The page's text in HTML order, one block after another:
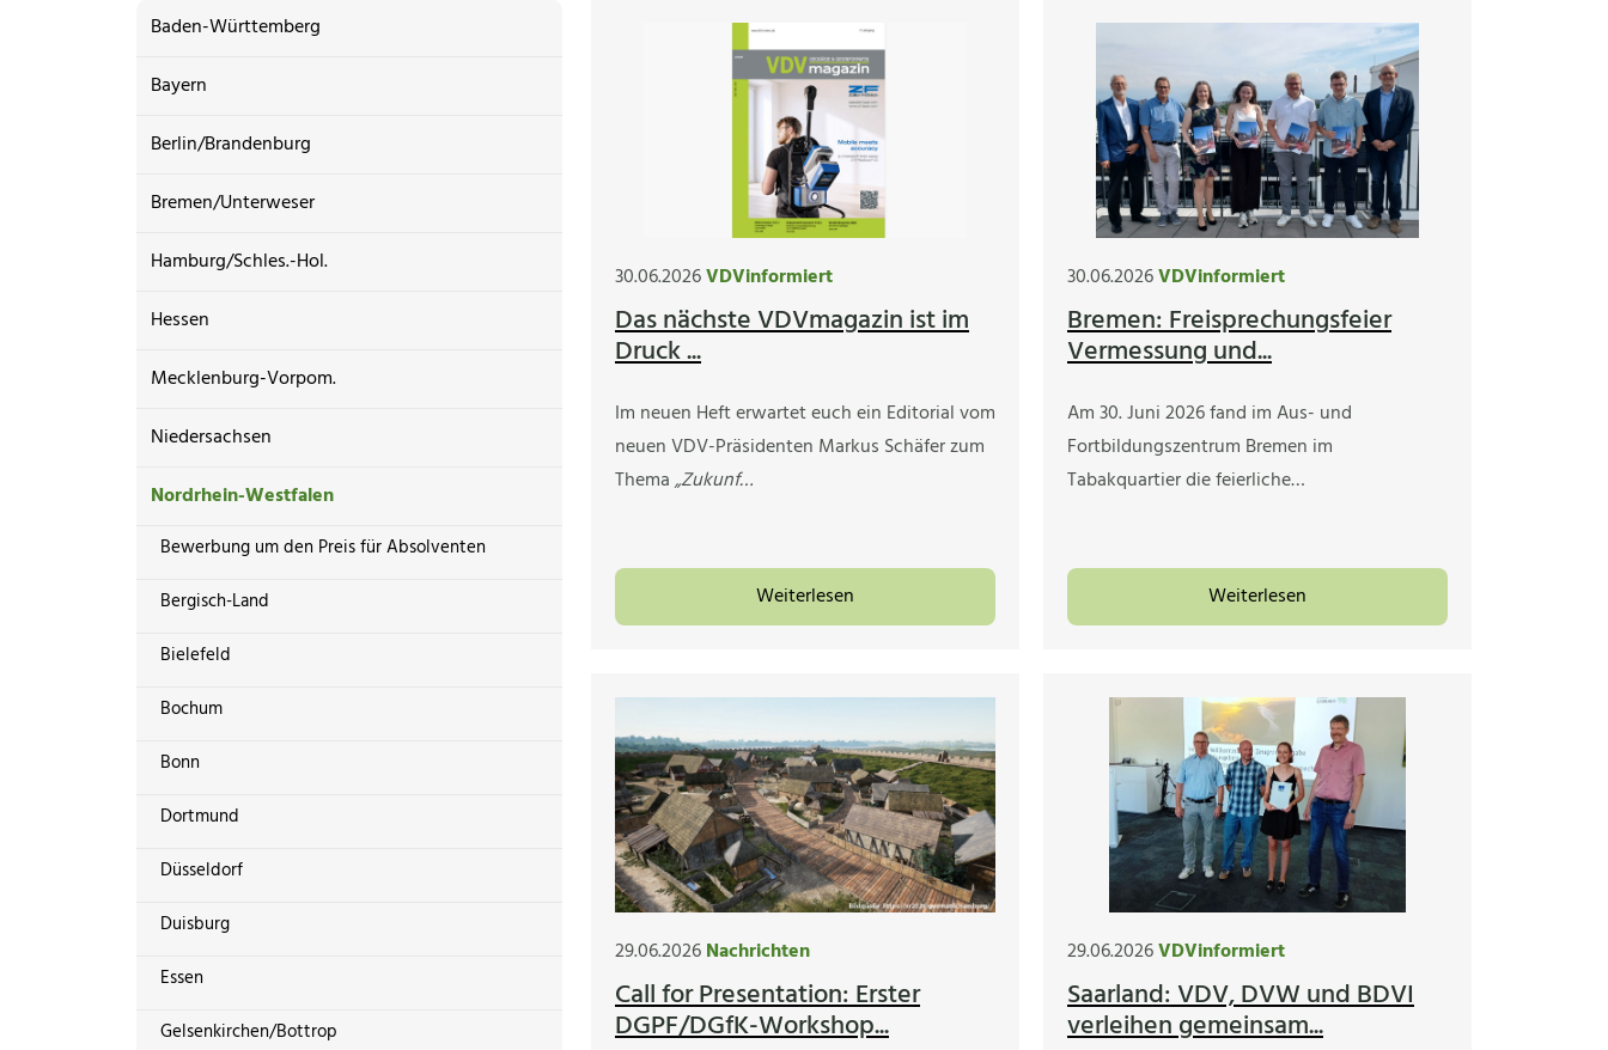
Baden-Württemberg
Bayern
Berlin/Brandenburg
Bremen/Unterweser
Hamburg/Schles.-Hol.
Hessen
Mecklenburg-Vorpom.
Niedersachsen
Nordrhein-Westfalen
Bewerbung um den Preis für Absolventen
Bergisch-Land
Bielefeld
Bochum
Bonn
Dortmund
Düsseldorf
Duisburg
Essen
Gelsenkirchen/Bottrop
30.06.2026VDVinformiert
Das nächste VDVmagazin ist im
Druck ...
Im neuen Heft erwartet euch ein Editorial vom
neuen VDV-Präsidenten Markus Schäfer zum
Thema„Zukunf…
Weiterlesen
30.06.2026VDVinformiert
Bremen: Freisprechungsfeier
Vermessung und...
Am 30. Juni 2026 fand im Aus- und
Fortbildungszentrum Bremen im
Tabakquartier die feierliche…
Weiterlesen
29.06.2026Nachrichten
Call for Presentation: Erster
DGPF/DGfK-Workshop...
29.06.2026VDVinformiert
Saarland: VDV, DVW und BDVI
verleihen gemeinsam...